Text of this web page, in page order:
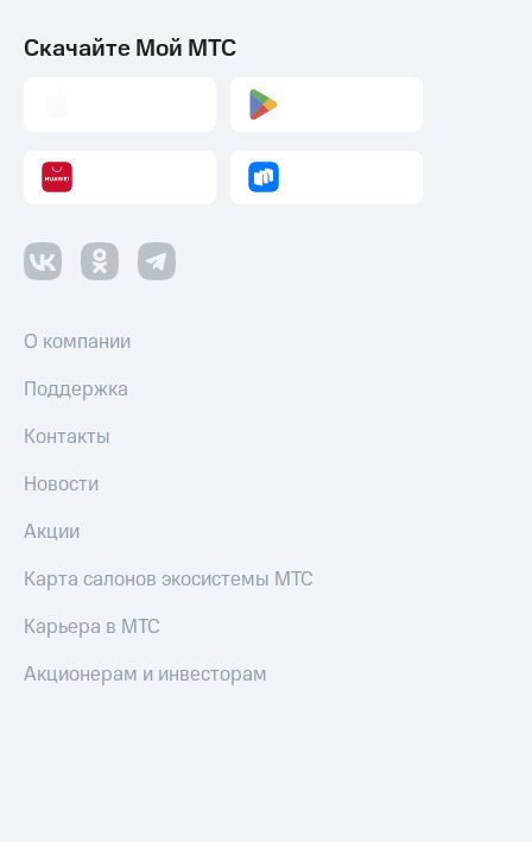
Скачайте Мой МТС
О компании
Поддержка
Контакты
Новости
Акции
Карта салонов экосистемы МТС
Карьера в МТС
Акционерам и инвесторам